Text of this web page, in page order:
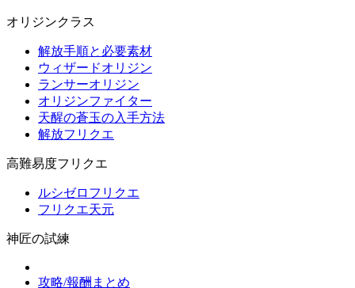
オリジンクラス
解放手順と必要素材
ウィザードオリジン
ランサーオリジン
オリジンファイター
天醒の蒼玉の入手方法
解放フリクエ
高難易度フリクエ
ルシゼロフリクエ
フリクエ天元
神匠の試練
攻略/報酬まとめ